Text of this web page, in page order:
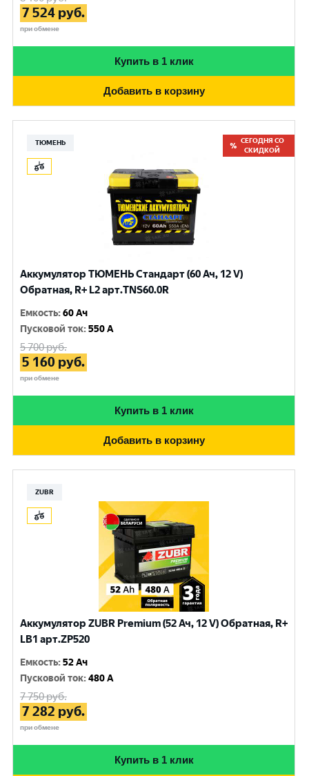
7 524 руб.
при обмене
Купить в 1 клик
Добавить в корзину
ТЮМЕНЬ
СЕГОДНЯ СО
СКИДКОЙ
Аккумулятор ТЮМЕНЬ Стандарт (60 Ач, 12 V)
Обратная, R+ L2 арт.TNS60.0R
Емкость:60 Ач
Пусковой ток:550 A
5 700руб.
5 160 руб.
при обмене
Купить в 1 клик
Добавить в корзину
ZUBR
Аккумулятор ZUBR Premium (52 Ач, 12 V) Обратная, R+
LB1 арт.ZP520
Емкость:52 Ач
Пусковой ток:480 A
7 750руб.
7 282 руб.
при обмене
Купить в 1 клик